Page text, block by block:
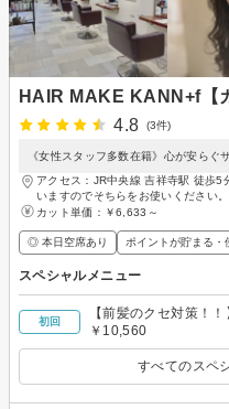
HAIR MAKE KANN+f【
4.8
(3件)
《女性スタッフ多数在籍》心が安らぐ
アクセス：JR中央線 吉祥寺駅 徒歩5
いますのでそちらをお使いください。
カット単価： ￥6,633～
◎ 本日空席あり ポイントが貯まる・
スペシャルメニュー
初回
【前髪のクセ対策！
￥10,560
すべてのスペ